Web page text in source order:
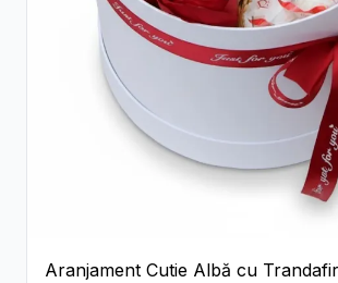
Aranjament Cutie Albă cu